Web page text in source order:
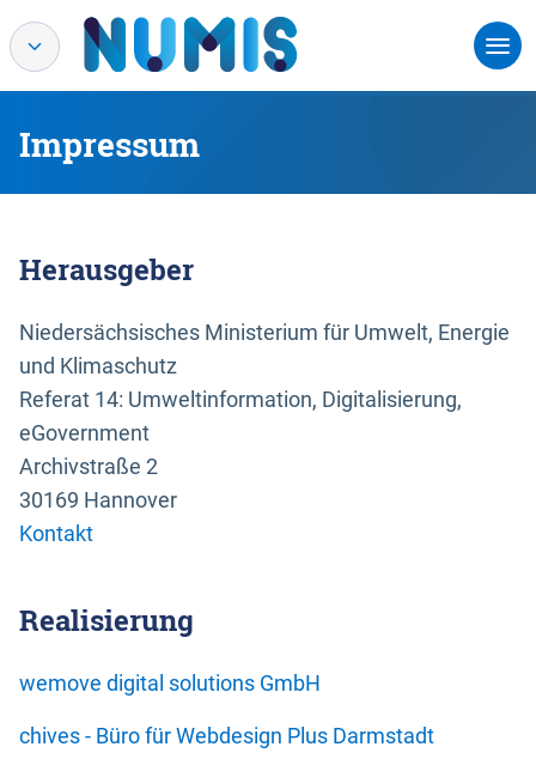
Impressum
Herausgeber
Niedersächsisches Ministerium für Umwelt, Energie
und Klimaschutz
Referat 14: Umweltinformation, Digitalisierung,
eGovernment
Archivstraße 2
30169 Hannover
Kontakt
Realisierung
wemove digital solutions GmbH
chives - Büro für Webdesign Plus Darmstadt